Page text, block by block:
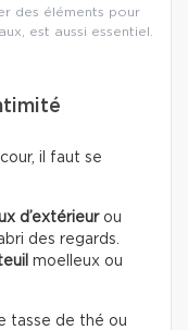
des éléments pour
est aussi essentiel.
il faut se
d’extérieurou
des regards.
moelleux ou
tasse de thé ou